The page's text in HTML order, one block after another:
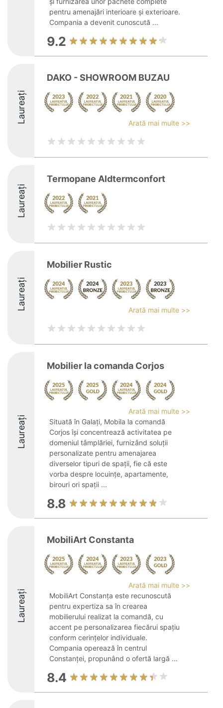
pentru amenajări interioare și exterioare.
Compania a devenit cunoscută ...
9.2
Laureați
DAKO - SHOWROOM BUZAU
Arată mai multe >>
Laureați
Termopane Aldtermconfort
Laureați
Mobilier Rustic
Arată mai multe >>
Laureați
Mobilier la comanda Corjos
Arată mai multe >>
Situată în Galați, Mobila la comandă
Corjos își concentrează activitatea pe
domeniul tâmplăriei, furnizând soluții
personalizate pentru amenajarea
diverselor tipuri de spații, fie că este
vorba despre locuințe, apartamente,
birouri ori spații ...
8.8
Laureați
MobiliArt Constanta
Arată mai multe >>
MobiliArt Constanța este recunoscută
pentru expertiza sa în crearea
mobilierului realizat la comandă, cu
accent pe personalizarea fiecărui spațiu
conform cerințelor individuale.
Compania operează în centrul
Constanței, propunând o ofertă largă ...
8.4